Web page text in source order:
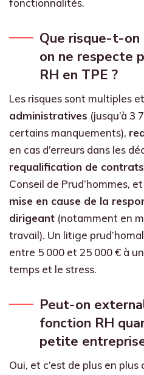
fonctionnalités.
Que risque-t-
on ne respecte
RH en TPE ?
Les risques sont multiples
administratives (jusqu’à 3
certains manquements),
en cas d’erreurs dans les
requalification de contrats
Conseil de Prud’hommes,
mise en cause de la
dirigeant (notamment en
travail). Un litige
entre 5 000 et 25 000 € à
temps et le stress.
Peut-on
fonction RH
petite
Oui, et c’est de plus en